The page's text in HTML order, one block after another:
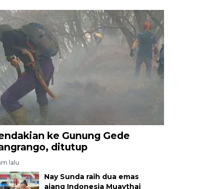
ke Gunung Gede
ditutup
lalu
Nay Sunda raih dua emas
ajang Indonesia Muaythai